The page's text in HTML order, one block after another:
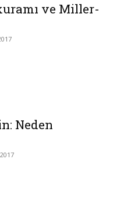
ve Miller-
Neden